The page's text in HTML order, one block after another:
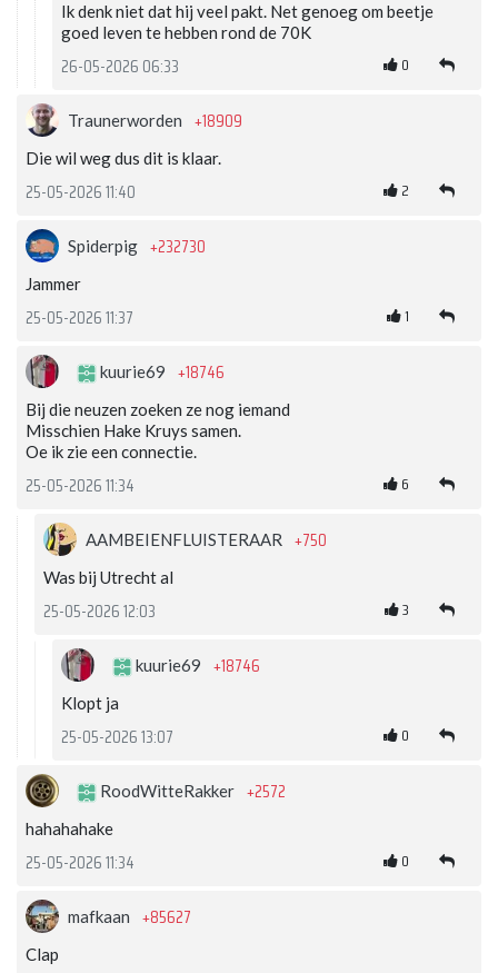
Ik denk niet dat hij veel pakt. Net genoeg om beetje
goed leven te hebben rond de 70K
26-05-2026 06:33 0
Traunerworden +18909
Die wil weg dus dit is klaar.
25-05-2026 11:40 2
Spiderpig +232730
Jammer
25-05-2026 11:37 1
kuurie69 +18746
Bij die neuzen zoeken ze nog iemand
Misschien Hake Kruys samen.
Oe ik zie een connectie.
25-05-2026 11:34 6
AAMBEIENFLUISTERAAR +750
Was bij Utrecht al
25-05-2026 12:03 3
kuurie69 +18746
Klopt ja
25-05-2026 13:07 0
RoodWitteRakker +2572
hahahahake
25-05-2026 11:34 0
mafkaan +85627
Clap